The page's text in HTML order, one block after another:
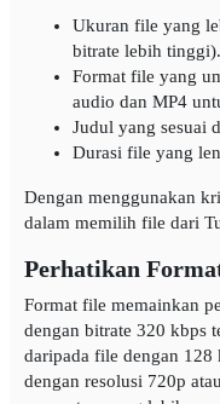
Ukuran file yang
bitrate lebih tinggi).
Format file yang
audio dan MP4
Judul yang sesuai
Durasi file yang
Dengan menggunakan
dalam memilih file dari
Perhatikan
Format file memainkan
dengan bitrate 320 kbps
daripada file dengan
dengan resolusi 720p